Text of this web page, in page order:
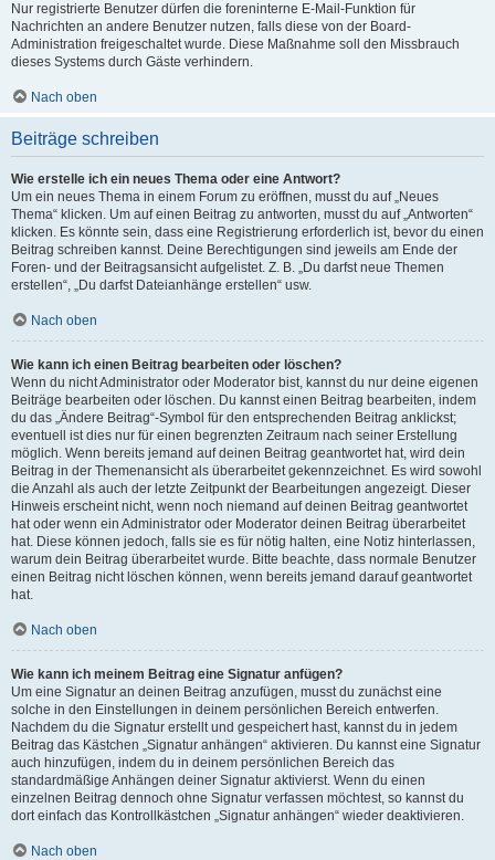
Nur registrierte Benutzer dürfen die foreninterne E-Mail-Funktion für
Nachrichten an andere Benutzer nutzen, falls diese von der Board-
Administration freigeschaltet wurde. Diese Maßnahme soll den Missbrauch
dieses Systems durch Gäste verhindern.
Nach oben
Beiträge schreiben
Wie erstelle ich ein neues Thema oder eine Antwort?
Um ein neues Thema in einem Forum zu eröffnen, musst du auf „Neues
Thema“ klicken. Um auf einen Beitrag zu antworten, musst du auf „Antworten“
klicken. Es könnte sein, dass eine Registrierung erforderlich ist, bevor du einen
Beitrag schreiben kannst. Deine Berechtigungen sind jeweils am Ende der
Foren- und der Beitragsansicht aufgelistet. Z. B. „Du darfst neue Themen
erstellen“, „Du darfst Dateianhänge erstellen“ usw.
Nach oben
Wie kann ich einen Beitrag bearbeiten oder löschen?
Wenn du nicht Administrator oder Moderator bist, kannst du nur deine eigenen
Beiträge bearbeiten oder löschen. Du kannst einen Beitrag bearbeiten, indem
du das „Ändere Beitrag“-Symbol für den entsprechenden Beitrag anklickst;
eventuell ist dies nur für einen begrenzten Zeitraum nach seiner Erstellung
möglich. Wenn bereits jemand auf deinen Beitrag geantwortet hat, wird dein
Beitrag in der Themenansicht als überarbeitet gekennzeichnet. Es wird sowohl
die Anzahl als auch der letzte Zeitpunkt der Bearbeitungen angezeigt. Dieser
Hinweis erscheint nicht, wenn noch niemand auf deinen Beitrag geantwortet
hat oder wenn ein Administrator oder Moderator deinen Beitrag überarbeitet
hat. Diese können jedoch, falls sie es für nötig halten, eine Notiz hinterlassen,
warum dein Beitrag überarbeitet wurde. Bitte beachte, dass normale Benutzer
einen Beitrag nicht löschen können, wenn bereits jemand darauf geantwortet
hat.
Nach oben
Wie kann ich meinem Beitrag eine Signatur anfügen?
Um eine Signatur an deinen Beitrag anzufügen, musst du zunächst eine
solche in den Einstellungen in deinem persönlichen Bereich entwerfen.
Nachdem du die Signatur erstellt und gespeichert hast, kannst du in jedem
Beitrag das Kästchen „Signatur anhängen“ aktivieren. Du kannst eine Signatur
auch hinzufügen, indem du in deinem persönlichen Bereich das
standardmäßige Anhängen deiner Signatur aktivierst. Wenn du einen
einzelnen Beitrag dennoch ohne Signatur verfassen möchtest, so kannst du
dort einfach das Kontrollkästchen „Signatur anhängen“ wieder deaktivieren.
Nach oben